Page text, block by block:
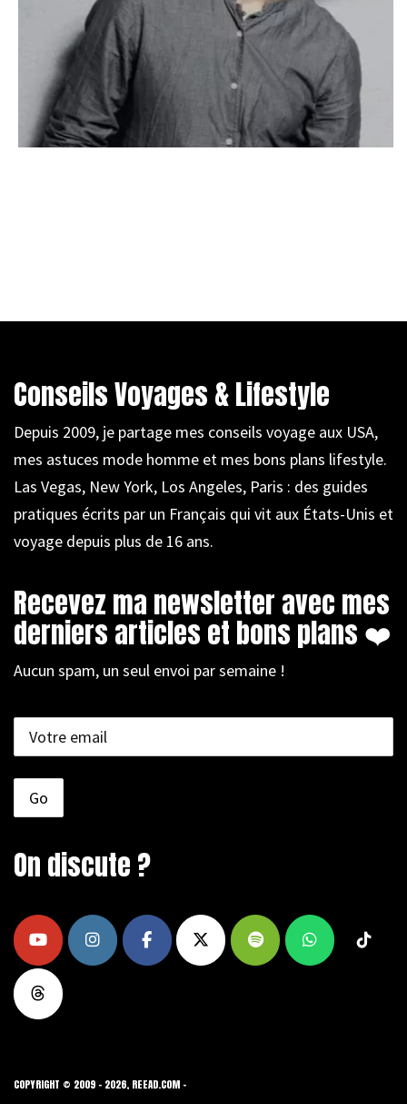
Conseils Voyages & Lifestyle
Depuis 2009, je partage mes conseils voyage aux USA,
mes astuces mode homme et mes bons plans lifestyle.
Las Vegas, New York, Los Angeles, Paris : des guides
pratiques écrits par un Français qui vit aux États-Unis et
voyage depuis plus de 16 ans.
Recevez ma newsletter avec mes
derniers articles et bons plans ❤️
Aucun spam, un seul envoi par semaine !
On discute ?
COPYRIGHT © 2009 - 2026, REEAD.COM -